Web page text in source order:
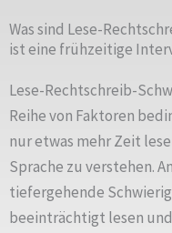
Was sind Lese-
ist eine frühzeitige
Lese-Rechtschreib-
Reihe von Faktoren
nur etwas mehr Zeit
Sprache zu verstehen.
tiefergehende
beeinträchtigt lesen